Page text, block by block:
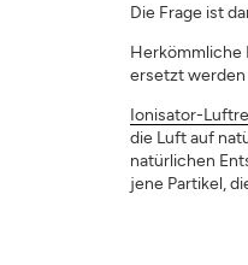
Die Frage ist
Herkömmliche
ersetzt werden
Ionisator-
die Luft auf
natürlichen
jene Partikel,